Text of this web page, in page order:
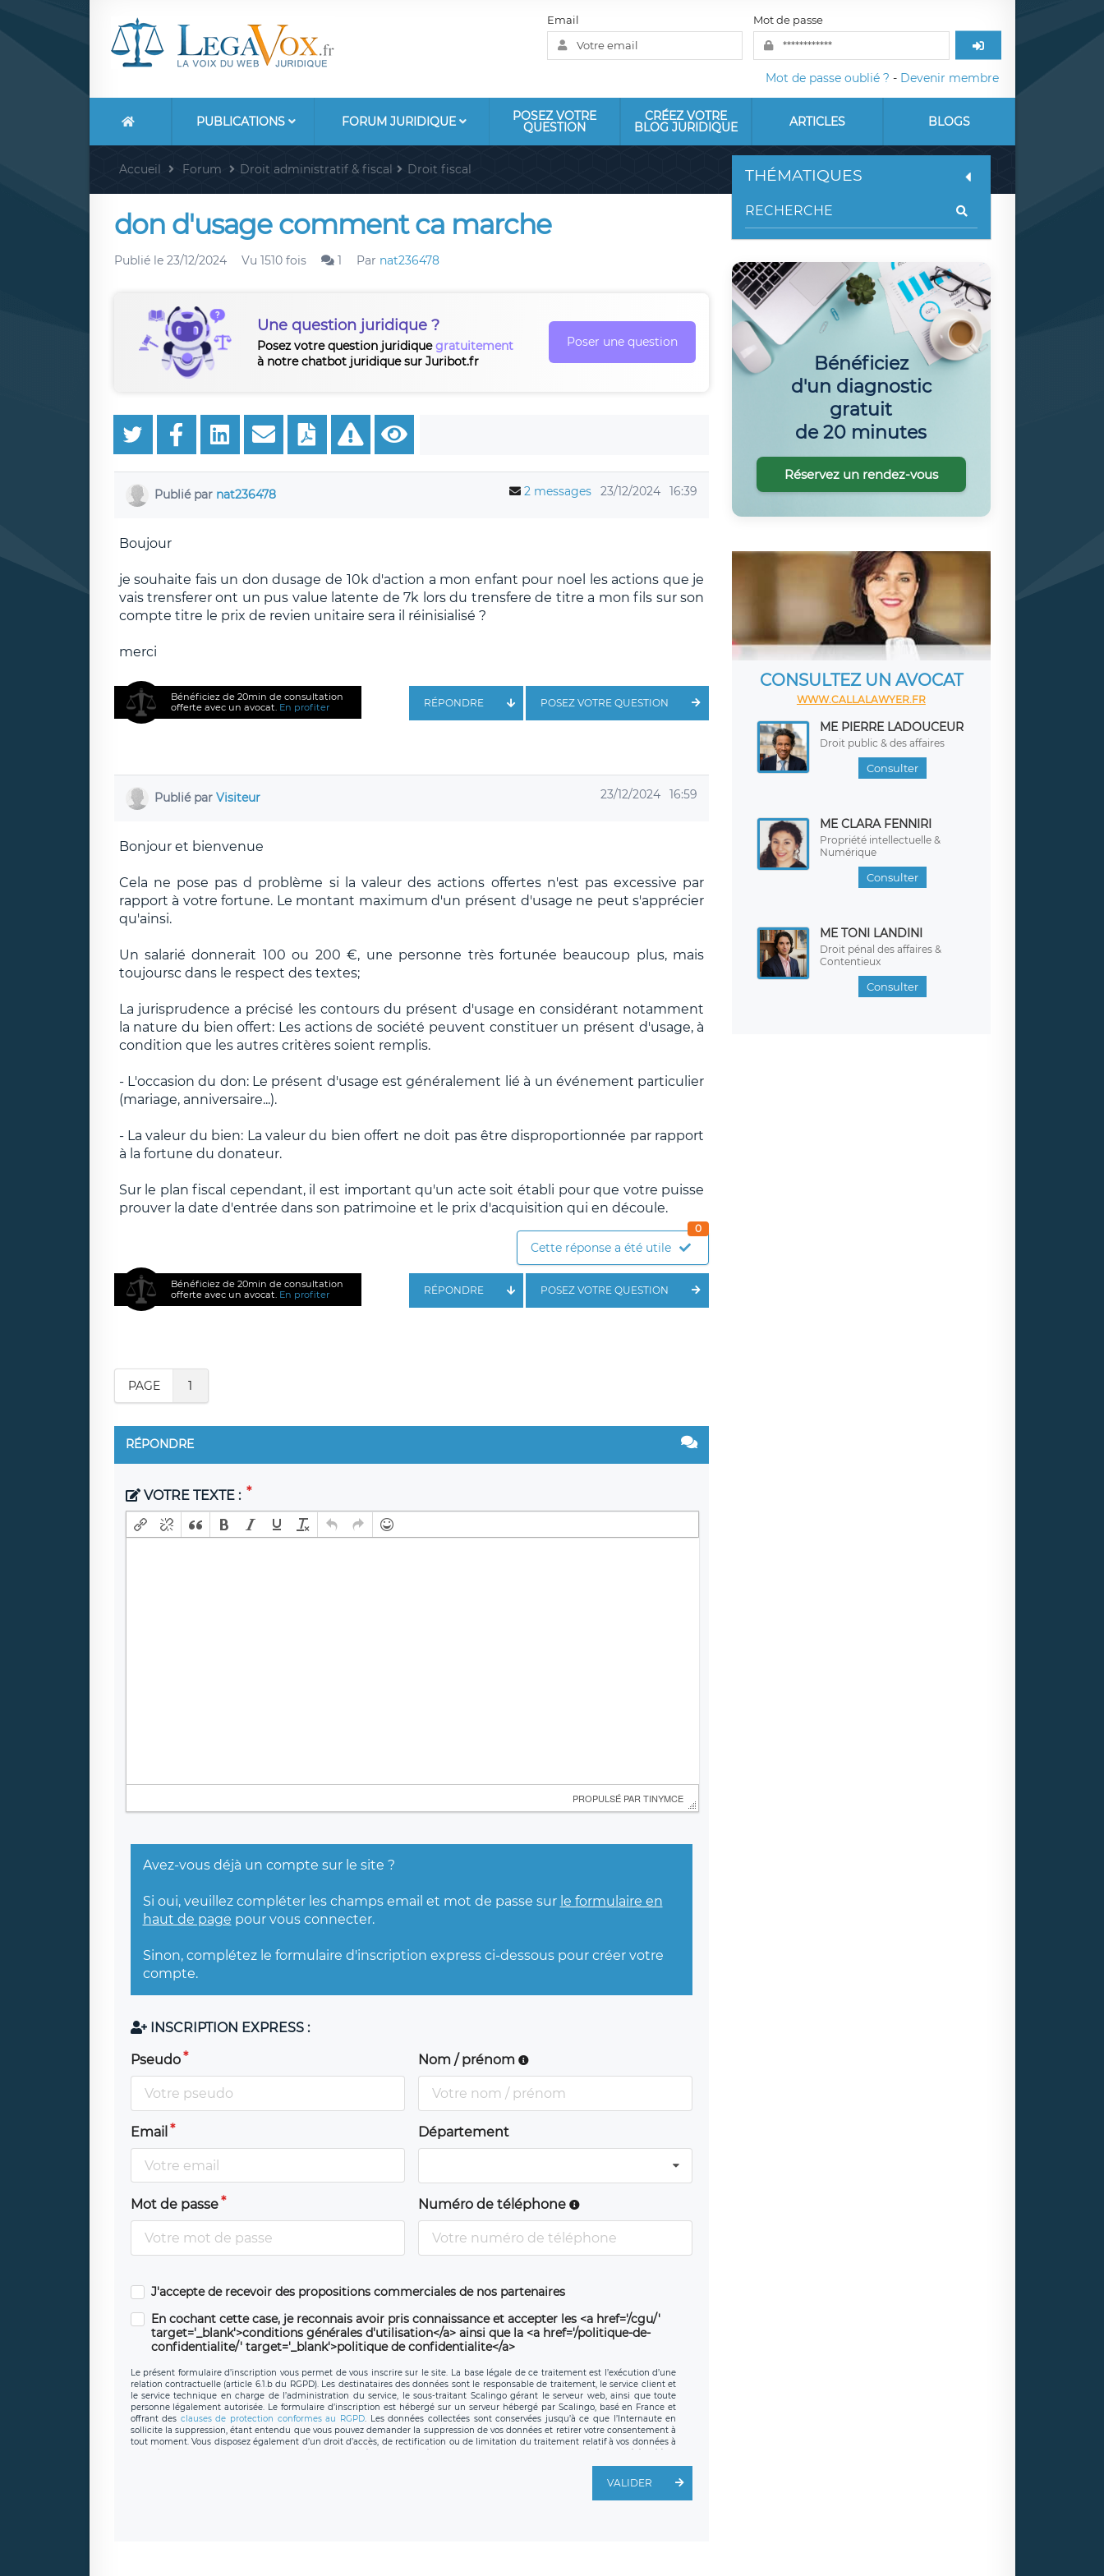
Email Mot de passe
Mot de passe oublié ? - Devenir membre
PUBLICATIONS FORUM JURIDIQUE POSEZ VOTRE
QUESTION
CRÉEZ VOTRE
BLOG JURIDIQUE ARTICLES BLOGS
Accueil Forum Droit administratif & fiscal Droit fiscal
don d'usage comment ca marche
Publié le 23/12/2024 Vu 1510 fois 1 Par nat236478
Une question juridique ?
Posez votre question juridiquegratuitement
à notre chatbot juridique sur Juribot.fr
Poser une question
Publié par nat236478 2 messages 23/12/2024 16:39
Boujour
je souhaite fais un don dusage de 10k d'action a mon enfant pour noel les actions que je
vais trensferer ont un pus value latente de 7k lors du trensfere de titre a mon fils sur son
compte titre le prix de revien unitaire sera il réinisialisé ?
merci
Bénéficiez de 20min de consultation
offerte avec un avocat. En profiter POSEZ VOTRE QUESTION
RÉPONDRE
Publié par Visiteur 23/12/2024 16:59
Bonjour et bienvenue
Cela ne pose pas d problème si la valeur des actions offertes n'est pas excessive par
rapport à votre fortune. Le montant maximum d'un présent d'usage ne peut s'apprécier
qu'ainsi.
Un salarié donnerait 100 ou 200 €, une personne très fortunée beaucoup plus, mais
toujoursc dans le respect des textes;
La jurisprudence a précisé les contours du présent d'usage en considérant notamment
la nature du bien offert: Les actions de société peuvent constituer un présent d'usage, à
condition que les autres critères soient remplis.
- L'occasion du don: Le présent d'usage est généralement lié à un événement particulier
(mariage, anniversaire...).
- La valeur du bien: La valeur du bien offert ne doit pas être disproportionnée par rapport
à la fortune du donateur.
Sur le plan fiscal cependant, il est important qu'un acte soit établi pour que votre puisse
prouver la date d'entrée dans son patrimoine et le prix d'acquisition qui en découle.
Cette réponse a été utile
0
Bénéficiez de 20min de consultation
offerte avec un avocat. En profiter POSEZ VOTRE QUESTION
RÉPONDRE
PAGE 1
RÉPONDRE
VOTRE TEXTE :
PROPULSÉ PAR TINYMCE
Avez-vous déjà un compte sur le site ?
Si oui, veuillez compléter les champs email et mot de passe sur le formulaire en
haut de page pour vous connecter.
Sinon, complétez le formulaire d'inscription express ci-dessous pour créer votre
compte.
INSCRIPTION EXPRESS :
Pseudo Nom / prénom
Email Département
Mot de passe Numéro de téléphone
J'accepte de recevoir des propositions commerciales de nos partenaires
En cochant cette case, je reconnais avoir pris connaissance et accepter les <a href='/cgu/'
target='_blank'>conditions générales d'utilisation</a> ainsi que la <a href='/politique-de-
confidentialite/' target='_blank'>politique de confidentialite</a>
Le présent formulaire d’inscription vous permet de vous inscrire sur le site. La base légale de ce traitement est l’exécution d’une
relation contractuelle (article 6.1.b du RGPD). Les destinataires des données sont le responsable de traitement, le service client et
le service technique en charge de l’administration du service, le sous-traitant Scalingo gérant le serveur web, ainsi que toute
personne légalement autorisée. Le formulaire d’inscription est hébergé sur un serveur hébergé par Scalingo, basé en France et
offrant des clauses de protection conformes au RGPD. Les données collectées sont conservées jusqu’à ce que l’Internaute en
sollicite la suppression, étant entendu que vous pouvez demander la suppression de vos données et retirer votre consentement à
tout moment. Vous disposez également d’un droit d’accès, de rectification ou de limitation du traitement relatif à vos données à
caractère personnel, ainsi que d’un droit à la portabilité de vos données. Vous pouvez exercer ces droits auprès du délégué à la
protection des données de LÉGAVOX qui exerce au siège social de LÉGAVOX et est joignable à l’adresse mail suivante :
joignable à l’adresse mail : responsabledetraitement@legavox.fr. Vous avez également le droit d’introduire une réclamation
VALIDER
THÉMATIQUES
Bénéficiez
d'un diagnostic
gratuit
de 20 minutes
Réservez un rendez-vous
CONSULTEZ UN AVOCAT
WWW.CALLALAWYER.FR
ME PIERRE LADOUCEUR
Droit public & des affaires
Consulter
ME CLARA FENNIRI
Propriété intellectuelle &
Numérique
Consulter
ME TONI LANDINI
Droit pénal des affaires &
Contentieux
Consulter